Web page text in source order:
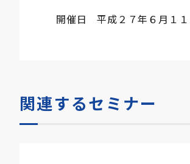
開催日 平成２７年６月１
関連するセミナー